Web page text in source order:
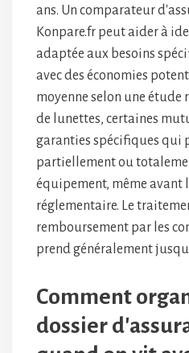
ans. Un comparateur
Konpare.fr peut aider à
adaptée aux besoins
avec des économies
moyenne selon une étude
de lunettes, certaines
garanties spécifiques qui
partiellement ou
équipement, même avant
réglementaire. Le
remboursement par les
prend généralement
Comment
dossier